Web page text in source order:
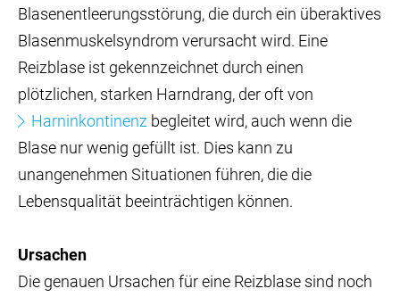
Blasenentleerungsstörung, die durch ein überaktives
Blasenmuskelsyndrom verursacht wird. Eine
Reizblase ist gekennzeichnet durch einen
plötzlichen, starken Harndrang, der oft von
Harninkontinenz begleitet wird, auch wenn die
Blase nur wenig gefüllt ist. Dies kann zu
unangenehmen Situationen führen, die die
Lebensqualität beeinträchtigen können.
Ursachen
Die genauen Ursachen für eine Reizblase sind noch